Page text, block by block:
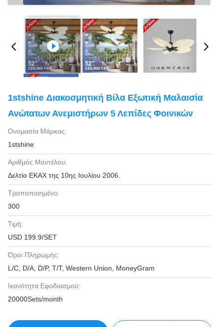
1stshine Διακοσμητική Βίλα Εξωτική Μαλαισία
Ανώτατων Ανεμιστήρων 5 Λεπίδες Φοινικών
Ονομασία Μάρκας:
1stshine
Αριθμός Μοντέλου:
Δελτίο ΕΚΑΧ της 10ης Ιουλίου 2006.
Τροποποιημένο:
300
Τιμή:
USD 199.9/SET
Όροι Πληρωμής:
L/C, D/A, D/P, T/T, Western Union, MoneyGram
Ικανότητα Εφοδιασμού:
20000Sets/month